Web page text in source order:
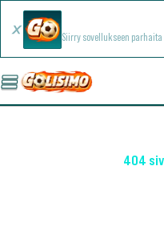
Siirry sovellukseen
404